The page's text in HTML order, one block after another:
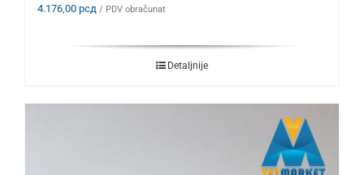
4.176,00 рсд / PDV obračunat
Detaljnije